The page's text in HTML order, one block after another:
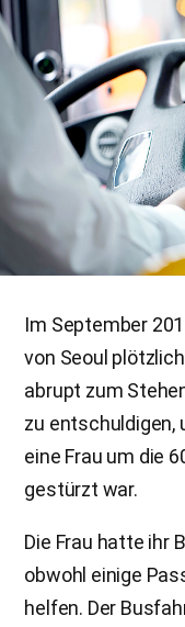
Im September
von Seoul
abrupt zum
zu entschuldigen,
eine Frau um die
gestürzt war.
Die Frau hatte ihr
obwohl einige
helfen. Der